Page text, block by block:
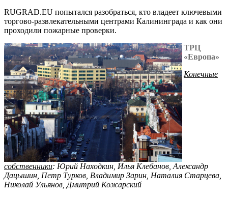
RUGRAD.EU попытался разобраться, кто владеет ключевыми
торгово-развлекательными центрами Калининграда и как они
проходили пожарные проверки.
ТРЦ
«Европа»
Конечные
собственники: Юрий Находкин, Илья Клебанов, Александр
Дацышин, Петр Турков, Владимир Зарин, Наталия Старцева,
Николай Ульянов, Дмитрий Кожарский